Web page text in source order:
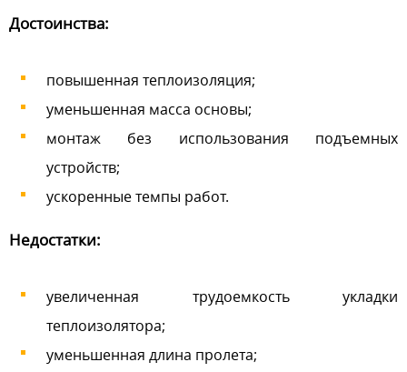
Достоинства:
повышенная теплоизоляция;
уменьшенная масса основы;
монтаж без использования подъемных
устройств;
ускоренные темпы работ.
Недостатки:
увеличенная трудоемкость укладки
теплоизолятора;
уменьшенная длина пролета;